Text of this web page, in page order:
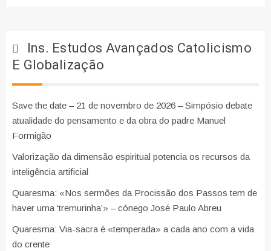
Ins. Estudos Avançados Catolicismo
E Globalização
Save the date – 21 de novembro de 2026 – Simpósio debate
atualidade do pensamento e da obra do padre Manuel
Formigão
Valorização da dimensão espiritual potencia os recursos da
inteligência artificial
Quaresma: «Nos sermões da Procissão dos Passos tem de
haver uma ‘tremurinha’» – cónego José Paulo Abreu
Quaresma: Via-sacra é «temperada» a cada ano com a vida
do crente